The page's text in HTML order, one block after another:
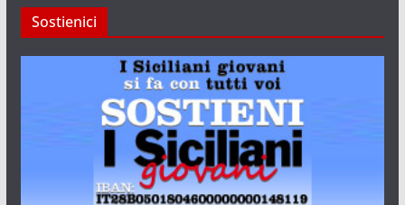
Sostienici